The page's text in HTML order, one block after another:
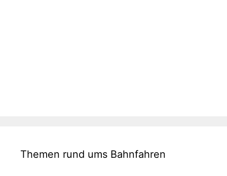
Themen rund ums Bahnfahren